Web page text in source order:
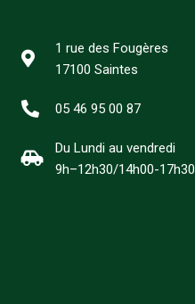
1 rue des Fougères
17100 Saintes
05 46 95 00 87
Du Lundi au vendredi
9h–12h30/14h00-17h30